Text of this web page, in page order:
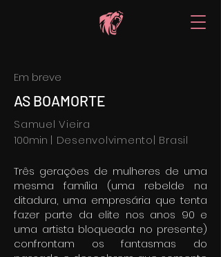
Em breve
AS BOAMORTE
Samuel Vieira
100min | Desenvolvimento| Brasil
Três gerações de mulheres de uma
mesma família (uma rebelde na
ditadura, uma empresária que tenta
fazer parte da elite nos anos 90 e
uma artista bloqueada no presente)
confrontam os fantasmas do